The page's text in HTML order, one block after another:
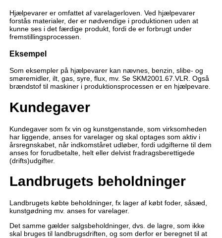
Hjælpevarer er omfattet af varelagerloven. Ved hjælpevarer
forstås materialer, der er nødvendige i produktionen uden at
kunne ses i det færdige produkt, fordi de er forbrugt under
fremstillingsprocessen.
Eksempel
Som eksempler på hjælpevarer kan nævnes, benzin, slibe- og
smøremidler, ilt, gas, syre, flux, mv. Se SKM2001.67.VLR. Også
brændstof til maskiner i produktionsprocessen er en hjælpevare.
Kundegaver
Kundegaver som fx vin og kunstgenstande, som virksomheden
har liggende, anses for varelager og skal optages som aktiv i
årsregnskabet, når indkomståret udløber, fordi udgifterne til dem
anses for forudbetalte, helt eller delvist fradragsberettigede
(drifts)udgifter.
Landbrugets beholdninger
Landbrugets købte beholdninger, fx lager af købt foder, såsæd,
kunstgødning mv. anses for varelager.
Det samme gælder salgsbeholdninger, dvs. de lagre, som ikke
skal bruges til landbrugsdriften, og som derfor er beregnet til at